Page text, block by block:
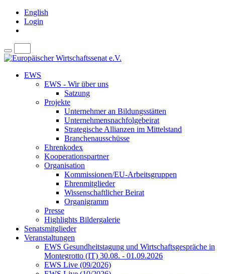
English
Login
EWS
EWS - Wir über uns
Satzung
Projekte
Unternehmer an Bildungsstätten
Unternehmensnachfolgebeirat
Strategische Allianzen im Mittelstand
Branchenausschüsse
Ehrenkodex
Kooperationspartner
Organisation
Kommissionen/EU-Arbeitsgruppen
Ehrenmitglieder
Wissenschaftlicher Beirat
Organigramm
Presse
Highlights Bildergalerie
Senatsmitglieder
Veranstaltungen
EWS Gesundheitstagung und Wirtschaftsgespräche in
Montegrotto (IT) 30.08. - 01.09.2026
EWS Live (09/2026)